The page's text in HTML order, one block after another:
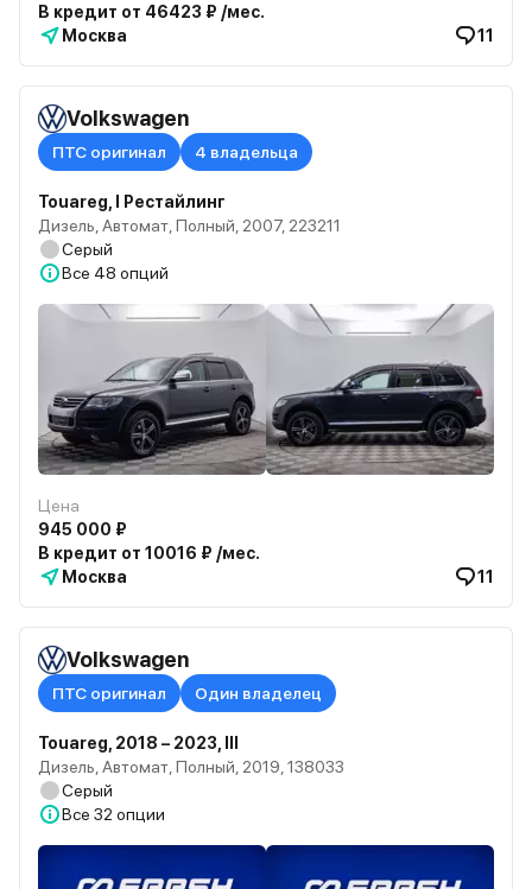
В кредит от 46423 ₽ /мес.
Москва
11
Volkswagen
ПТС оригинал 4 владельца
Touareg, I Рестайлинг
Дизель, Автомат, Полный, 2007, 223211
Серый
Все 48 опций
Цена
945 000 ₽
В кредит от 10016 ₽ /мес.
Москва
11
Volkswagen
ПТС оригинал Один владелец
Touareg, 2018 – 2023, III
Дизель, Автомат, Полный, 2019, 138033
Серый
Все 32 опции